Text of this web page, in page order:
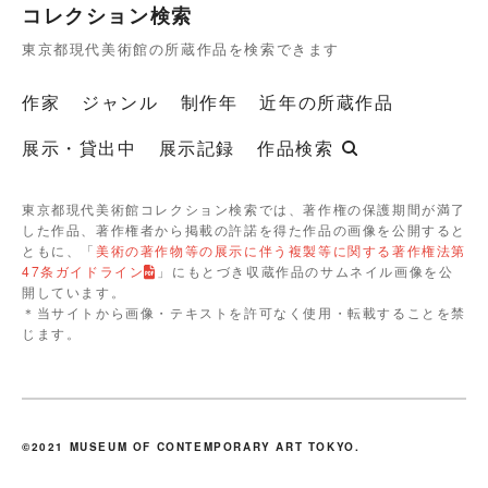
コレクション検索
東京都現代美術館の所蔵作品を検索できます
作家 ジャンル 制作年
近年の所蔵作品
展示・貸出中
展示記録 作品検索
東京都現代美術館コレクション検索では、著作権の保護期間が満了
した作品、著作権者から掲載の許諾を得た作品の画像を公開すると
ともに、「美術の著作物等の展示に伴う複製等に関する著作権法第
47条ガイドライン
」にもとづき収蔵作品のサムネイル画像を公
開しています。
＊当サイトから画像・テキストを許可なく使用・転載することを禁
じます。
©2021 MUSEUM OF CONTEMPORARY ART TOKYO.